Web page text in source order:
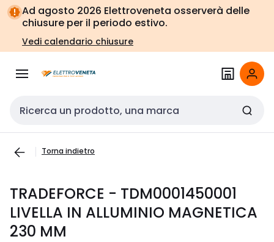
Vai alla
navigazione
Vai
alla
pagina
Ad agosto 2026 Elettroveneta osserverà delle
chiusure per il periodo estivo.
Vedi calendario chiusure
Cerca input
Torna indietro
TRADEFORCE - TDM0001450001
LIVELLA IN ALLUMINIO MAGNETICA
230 MM